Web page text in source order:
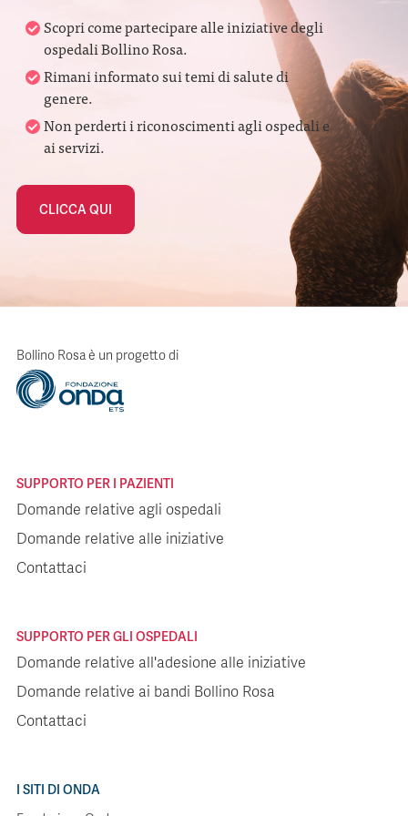
Scopri come partecipare alle iniziative degli
ospedali Bollino Rosa.
Rimani informato sui temi di salute di
genere.
Non perderti i riconoscimenti agli ospedali e
ai servizi.
CLICCA QUI
Bollino Rosa è un progetto di
SUPPORTO PER I PAZIENTI
Domande relative agli ospedali
Domande relative alle iniziative
Contattaci
SUPPORTO PER GLI OSPEDALI
Domande relative all'adesione alle iniziative
Domande relative ai bandi Bollino Rosa
Contattaci
I SITI DI ONDA